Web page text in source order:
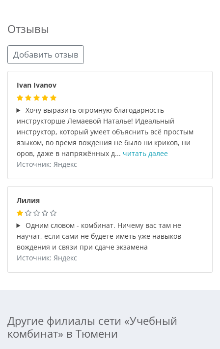
Отзывы
Добавить отзыв
Ivan Ivanov
Хочу выразить огромную благодарность
инструкторше Лемаевой Наталье! Идеальный
инструктор, который умеет объяснить всё простым
языком, во время вождения не было ни криков, ни
оров, даже в напряжённых д... читать далее
Источник: Яндекс
Лилия
Одним словом - комбинат. Ничему вас там не
научат, если сами не будете иметь уже навыков
вождения и связи при сдаче экзамена
Источник: Яндекс
Другие филиалы сети «Учебный
комбинат» в Тюмени